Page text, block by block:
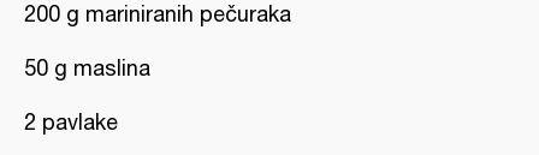
200 g mariniranih pečuraka
50 g maslina
2 pavlake